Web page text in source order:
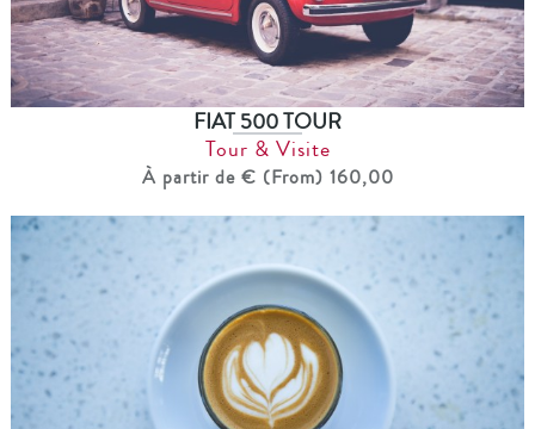
FIAT 500 TOUR
Tour & Visite
À partir de € (From) 160,00